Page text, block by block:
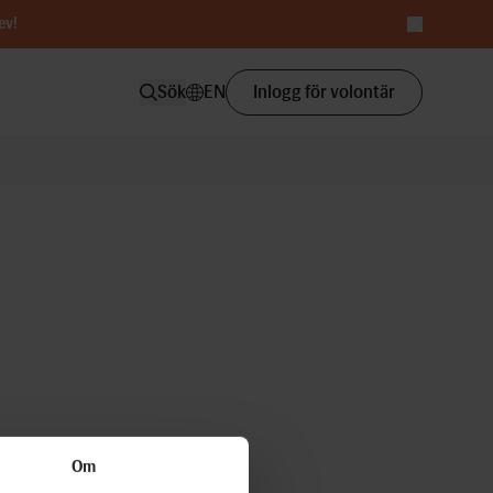
Om
!
Sök EN Inlogg för volontär